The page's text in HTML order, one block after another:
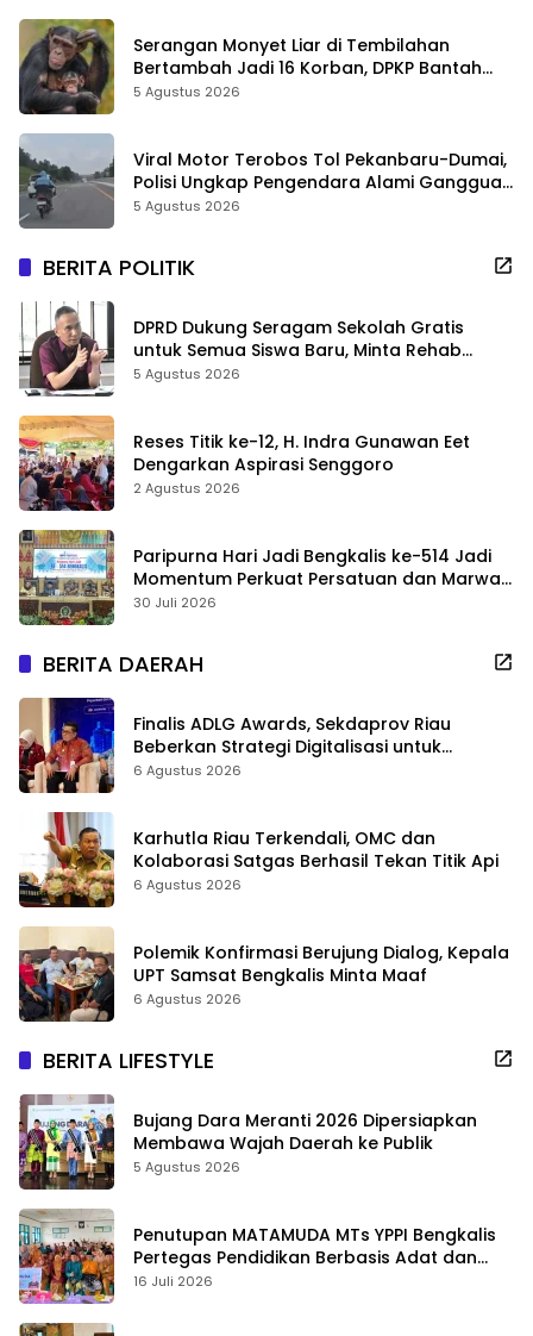
Serangan Monyet Liar di Tembilahan
Bertambah Jadi 16 Korban, DPKP Bantah
Video Gerombolan Viral
5 Agustus 2026
Viral Motor Terobos Tol Pekanbaru-Dumai,
Polisi Ungkap Pengendara Alami Gangguan
Usai Kecelakaan
5 Agustus 2026
BERITA POLITIK
DPRD Dukung Seragam Sekolah Gratis
untuk Semua Siswa Baru, Minta Rehab
Sekolah Jangan Dikurangi
5 Agustus 2026
Reses Titik ke-12, H. Indra Gunawan Eet
Dengarkan Aspirasi Senggoro
2 Agustus 2026
Paripurna Hari Jadi Bengkalis ke-514 Jadi
Momentum Perkuat Persatuan dan Marwah
Negeri
30 Juli 2026
BERITA DAERAH
Finalis ADLG Awards, Sekdaprov Riau
Beberkan Strategi Digitalisasi untuk
Tingkatkan Layanan Publik
6 Agustus 2026
Karhutla Riau Terkendali, OMC dan
Kolaborasi Satgas Berhasil Tekan Titik Api
6 Agustus 2026
Polemik Konfirmasi Berujung Dialog, Kepala
UPT Samsat Bengkalis Minta Maaf
6 Agustus 2026
BERITA LIFESTYLE
Bujang Dara Meranti 2026 Dipersiapkan
Membawa Wajah Daerah ke Publik
5 Agustus 2026
Penutupan MATAMUDA MTs YPPI Bengkalis
Pertegas Pendidikan Berbasis Adat dan
Karakter
16 Juli 2026